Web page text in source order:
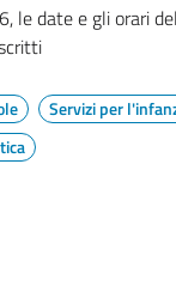
le date e gli orari
Servizi per